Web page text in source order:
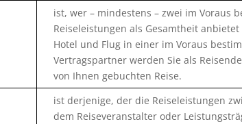
ist, wer – mindestens – zwei im Voraus
Reiseleistungen als Gesamtheit anbietet
Hotel und Flug in einer im Voraus
Vertragspartner werden Sie als
von Ihnen gebuchten Reise.
ist derjenige, der die Reiseleistungen
dem Reiseveranstalter oder